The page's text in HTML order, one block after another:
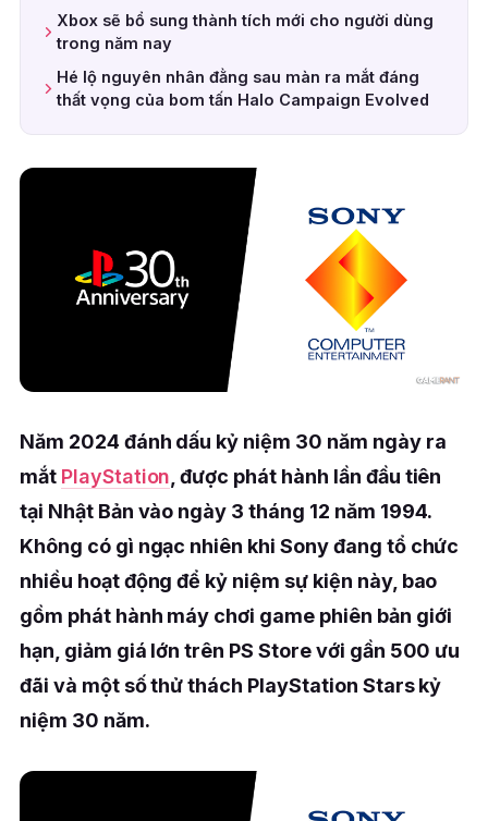
Xbox sẽ bổ sung thành tích mới cho người dùng
trong năm nay
Hé lộ nguyên nhân đằng sau màn ra mắt đáng
thất vọng của bom tấn Halo Campaign Evolved
Năm 2024 đánh dấu kỷ niệm 30 năm ngày ra
mắt PlayStation , được phát hành lần đầu tiên
tại Nhật Bản vào ngày 3 tháng 12 năm 1994.
Không có gì ngạc nhiên khi Sony đang tổ chức
nhiều hoạt động để kỷ niệm sự kiện này, bao
gồm phát hành máy chơi game phiên bản giới
hạn, giảm giá lớn trên PS Store với gần 500 ưu
đãi và một số thử thách PlayStation Stars kỷ
niệm 30 năm.